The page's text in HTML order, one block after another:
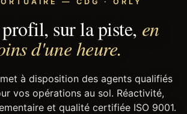
sur la piste, en
d'une heure.
à disposition des agents qualifiés
vos opérations au sol. Réactivité,
et qualité certifiée ISO 9001.